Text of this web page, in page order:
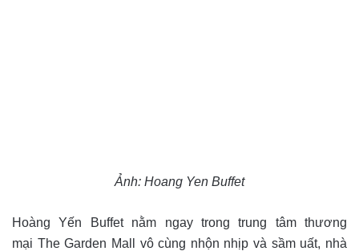
Ảnh: Hoang Yen Buffet
Hoàng Yến Buffet nằm ngay trong trung tâm thương
mại The Garden Mall vô cùng nhộn nhịp và sầm uất, nhà